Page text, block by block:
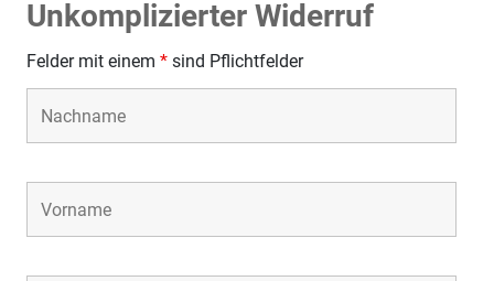
Unkomplizierter Widerruf
Felder mit einem * sind Pflichtfelder